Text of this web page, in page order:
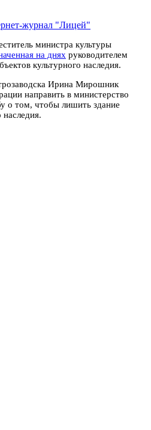
журнал "Лицей"
министра культуры
на днях руководителем
культурного наследия.
Ирина Мирошник
направить в министерство
о том, чтобы лишить здание
наследия.